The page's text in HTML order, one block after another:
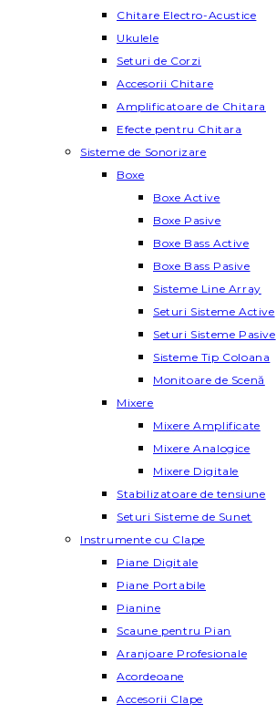
Chitare Electro-Acustice
Ukulele
Seturi de Corzi
Accesorii Chitare
Amplificatoare de Chitara
Efecte pentru Chitara
Sisteme de Sonorizare
Boxe
Boxe Active
Boxe Pasive
Boxe Bass Active
Boxe Bass Pasive
Sisteme Line Array
Seturi Sisteme Active
Seturi Sisteme Pasive
Sisteme Tip Coloana
Monitoare de Scenă
Mixere
Mixere Amplificate
Mixere Analogice
Mixere Digitale
Stabilizatoare de tensiune
Seturi Sisteme de Sunet
Instrumente cu Clape
Piane Digitale
Piane Portabile
Pianine
Scaune pentru Pian
Aranjoare Profesionale
Acordeoane
Accesorii Clape